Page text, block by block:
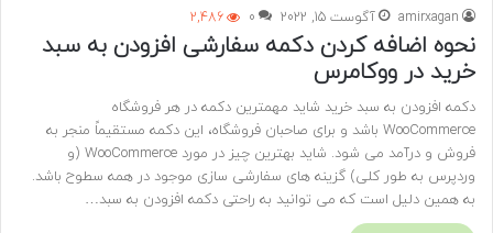
amirxagan آگوست 15, 2022 0
2,486
نحوه اضافه کردن دکمه سفارشی افزودن به سبد
خرید در ووکامرس
دکمه افزودن به سبد خرید شاید مهمترین دکمه در هر فروشگاه
WooCommerce باشد و برای صاحبان فروشگاه، این دکمه مستقیماً منجر به
فروش و درآمد می شود. شاید بهترین چیز در مورد WooCommerce (و
وردپرس به طور کلی) گزینه های سفارشی سازی موجود در همه سطوح باشد.
به همین دلیل است که می توانید به راحتی دکمه افزودن به سبد…